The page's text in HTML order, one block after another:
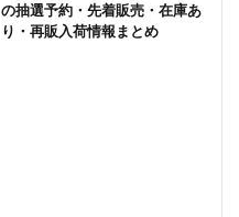
の抽選予約・先着販売・在庫あ
り・再販入荷情報まとめ